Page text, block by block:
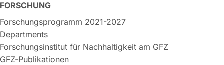
FORSCHUNG
Forschungsprogramm 2021-2027
Departments
Forschungsinstitut für Nachhaltigkeit am GFZ
GFZ-Publikationen